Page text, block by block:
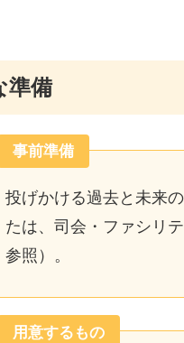
準備
事前準備
投げかける過去と未来
たは、司会・ファシリ
参照）。
用意するもの